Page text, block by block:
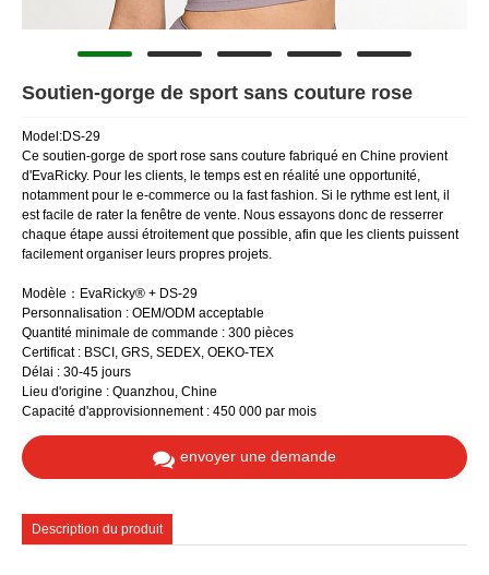
Soutien-gorge de sport sans couture rose
Model:DS-29
Ce soutien-gorge de sport rose sans couture fabriqué en Chine provient
d'EvaRicky. Pour les clients, le temps est en réalité une opportunité,
notamment pour le e-commerce ou la fast fashion. Si le rythme est lent, il
est facile de rater la fenêtre de vente. Nous essayons donc de resserrer
chaque étape aussi étroitement que possible, afin que les clients puissent
facilement organiser leurs propres projets.
Modèle：EvaRicky® + DS-29
Personnalisation : OEM/ODM acceptable
Quantité minimale de commande : 300 pièces
Certificat : BSCI, GRS, SEDEX, OEKO-TEX
Délai : 30-45 jours
Lieu d'origine : Quanzhou, Chine
Capacité d'approvisionnement : 450 000 par mois
envoyer une demande
Description du produit